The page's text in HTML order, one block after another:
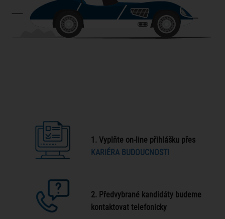
1. Vyplňte on-line přihlášku přes
KARIÉRA BUDOUCNOSTI
2. Předvybrané kandidáty budeme
kontaktovat telefonicky